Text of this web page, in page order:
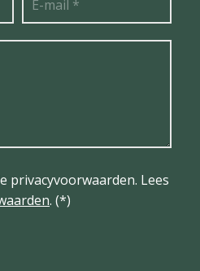
privacyvoorwaarden. Lees
. (*)